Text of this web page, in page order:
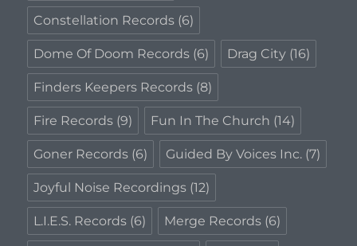
Constellation Records (6)
Dome Of Doom Records (6) Drag City (16)
Finders Keepers Records (8)
Fire Records (9) Fun In The Church (14)
Goner Records (6) Guided By Voices Inc. (7)
Joyful Noise Recordings (12)
L.I.E.S. Records (6) Merge Records (6)